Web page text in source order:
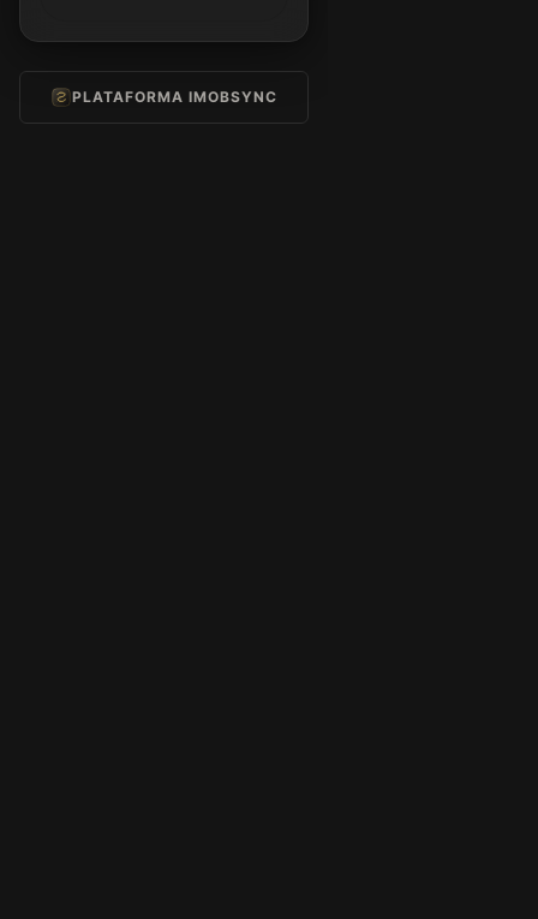
PLATAFORMA IMOBSYNC